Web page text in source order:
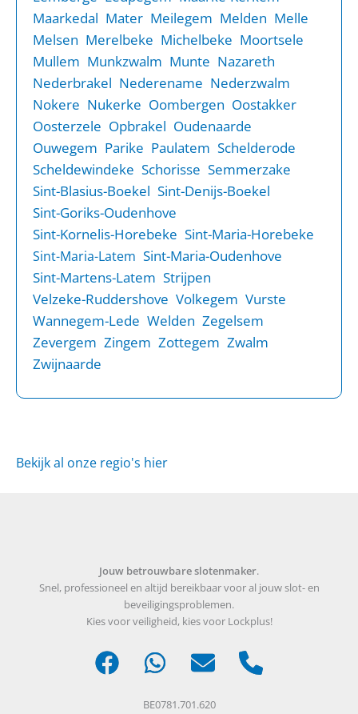
Maarkedal Mater Meilegem Melden Melle
Melsen Merelbeke Michelbeke Moortsele
Mullem Munkzwalm Munte Nazareth
Nederbrakel Nederename Nederzwalm
Nokere Nukerke Oombergen Oostakker
Oosterzele Opbrakel Oudenaarde
Ouwegem Parike Paulatem Schelderode
Scheldewindeke Schorisse Semmerzake
Sint-Blasius-Boekel Sint-Denijs-Boekel
Sint-Goriks-Oudenhove
Sint-Kornelis-Horebeke Sint-Maria-Horebeke
Sint-Maria-Latem Sint-Maria-Oudenhove
Sint-Martens-Latem Strijpen
Velzeke-Ruddershove Volkegem Vurste
Wannegem-Lede Welden Zegelsem
Zevergem Zingem Zottegem Zwalm
Zwijnaarde
Bekijk al onze regio's hier
Jouw betrouwbare slotenmaker.
Snel, professioneel en altijd bereikbaar voor al jouw slot- en
beveiligingsproblemen.
Kies voor veiligheid, kies voor Lockplus!
BE0781.701.620